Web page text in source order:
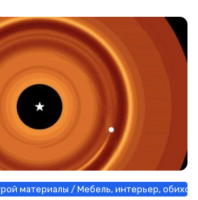
материалы / Мебель, интерьер,